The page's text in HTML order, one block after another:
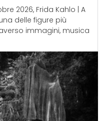
2026, Frida Kahlo | A
delle figure più
immagini, musica